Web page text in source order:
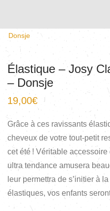
Donsje
Élastique – Josy
– Donsje
19,00€
Grâce à ces ravissants
cheveux de votre tout-petit
cet été ! Véritable
ultra tendance amusera
leur permettra de s’initier à
élastiques, vos enfants